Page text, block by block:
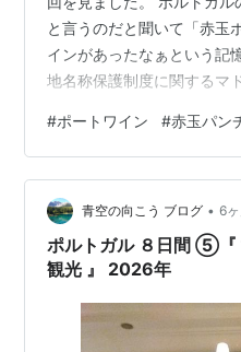
と言うのだと聞いて「赤玉
インがあったなぁという記
地名称保護制度に関するマ
に赤玉ポートワインは赤玉
です。 調べてみると果汁
があり、見覚えのある瓶で
ンの記憶は赤玉パンチだっ
箱として使っていた赤玉パ
底にサントリーと書いてあ
#ポートワイン #赤玉パン
青空の向こう ブログ • 6
ポルトガル ８日間 ⑤『
観光 』 2026年